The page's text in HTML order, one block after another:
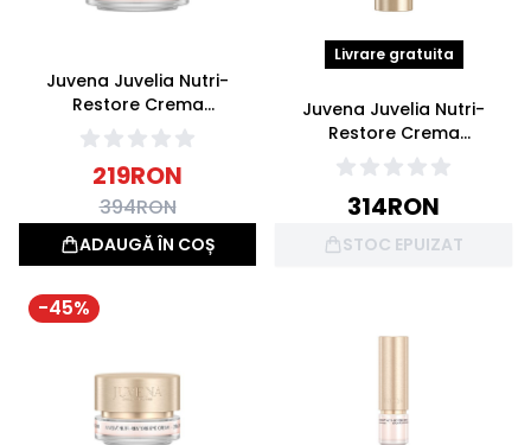
Juvena Juvelia Nutri-
Restore Crema
Regeneranta Antirid 50ml
219RON
394RON
ADAUGĂ ÎN COȘ
Livrare gratuita
Juvena Juvelia Nutri-
Restore Crema
Regeneranta Antirid pentru
Gat si Decolteu 75ml
314RON
STOC EPUIZAT
-45%